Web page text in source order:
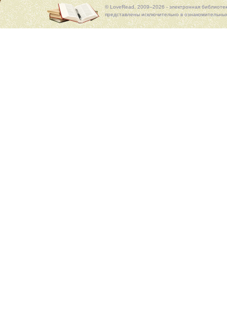
© LoveRead, 2009–2026 - электронная
представлены исключительно в